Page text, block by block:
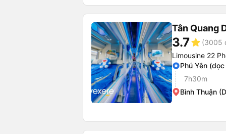
Tân Quang
3.7star (3005
Limousine 22
Phú Yên (dọc
7h30m
Bình Thuận